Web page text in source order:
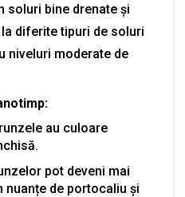
soluri bine drenate și
diferite tipuri de soluri
niveluri moderate de
au culoare
pot deveni mai
nuanțe de portocaliu și